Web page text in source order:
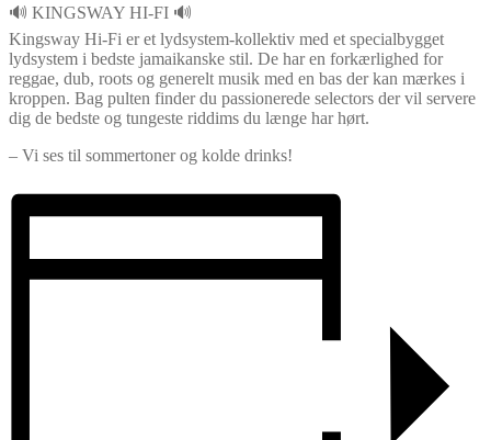
🔊 KINGSWAY HI-FI 🔊
Kingsway Hi-Fi er et lydsystem-kollektiv med et specialbygget
lydsystem i bedste jamaikanske stil. De har en forkærlighed for
reggae, dub, roots og generelt musik med en bas der kan mærkes i
kroppen. Bag pulten finder du passionerede selectors der vil servere
dig de bedste og tungeste riddims du længe har hørt.
– Vi ses til sommertoner og kolde drinks!